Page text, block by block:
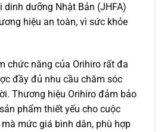
dinh dưỡng Nhật Bản (JHFA)
hiệu an toàn, vì sức khỏe
chức năng của Orihiro rất đa
đầy đủ nhu cầu chăm sóc
Thương hiệu Orihiro đảm bảo
phẩm thiết yếu cho cuộc
mức giá bình dân, phù hợp